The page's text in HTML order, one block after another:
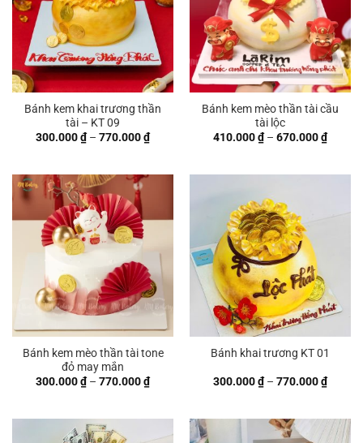
Bánh kem khai trương thần
tài – KT 09
300.000₫ – 770.000₫Khoảng
giá:
đến
Bánh kem mèo thần tài cầu
tài lộc
410.000₫ – 670.000₫
giá:
đến
Bánh kem mèo thần tài tone
đỏ may mắn
300.000₫ – 770.000₫Khoảng
giá:
đến
770.000 ₫
Bánh khai trương KT 01
300.000₫ – 770.000₫
giá:
đến